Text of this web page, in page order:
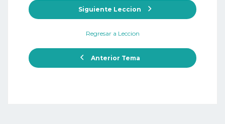
Anterior Tema
Regresar a Leccion
Siguiente Leccion